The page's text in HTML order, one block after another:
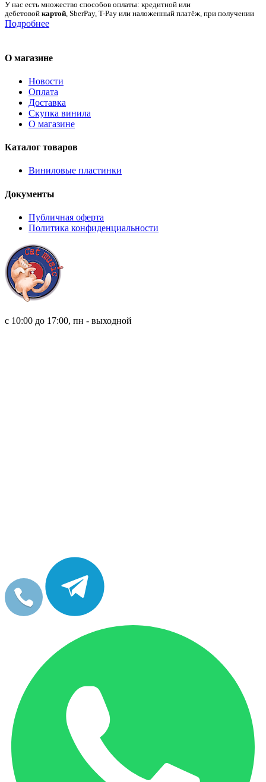
У нас есть множество способов оплаты: кредитной или
дебетовой картой, SberPay, T-Pay или наложенный платёж, при получении
Подробнее
О магазине
Новости
Оплата
Доставка
Скупка винила
О магазине
Каталог товаров
Виниловые пластинки
Документы
Публичная оферта
Политика конфиденциальности
с 10:00 до 17:00, пн - выходной